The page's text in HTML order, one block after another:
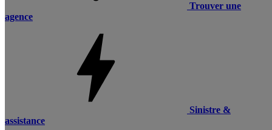
Trouver une
agence
Sinistre &
assistance